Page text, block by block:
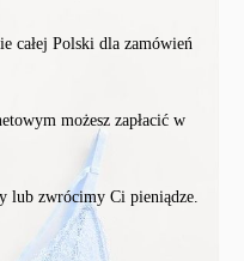
całej Polski dla zamówień
możesz zapłacić w
lub zwrócimy Ci pieniądze.